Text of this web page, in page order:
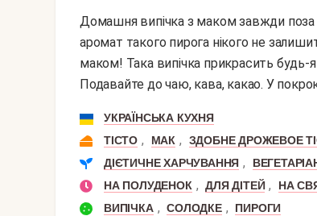
Домашня випічка з маком завжди поза конкуренцією. Повітряне, ніжне тісто, а незвичайний
аромат такого пирога нікого не
маком! Така випічка прикрасить будь-
Подавайте до чаю, кава, какао. У
УКРАЇНСЬКА КУХНЯ
ТІСТО , МАК ,
ЗДОБНЕ ДРОЖЕВОЕ
ДІЄТИЧНЕ ХАРЧУВАННЯ ,
НА ПОЛУДЕНОК , ДЛЯ ДІТЕЙ , НА
ВИПІЧКА , СОЛОДКЕ , ПИРОГИ